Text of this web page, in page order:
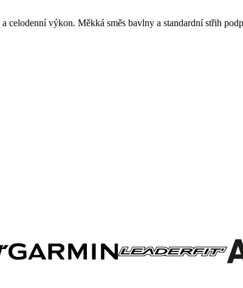
celodenní výkon. Měkká směs bavlny a standardní střih